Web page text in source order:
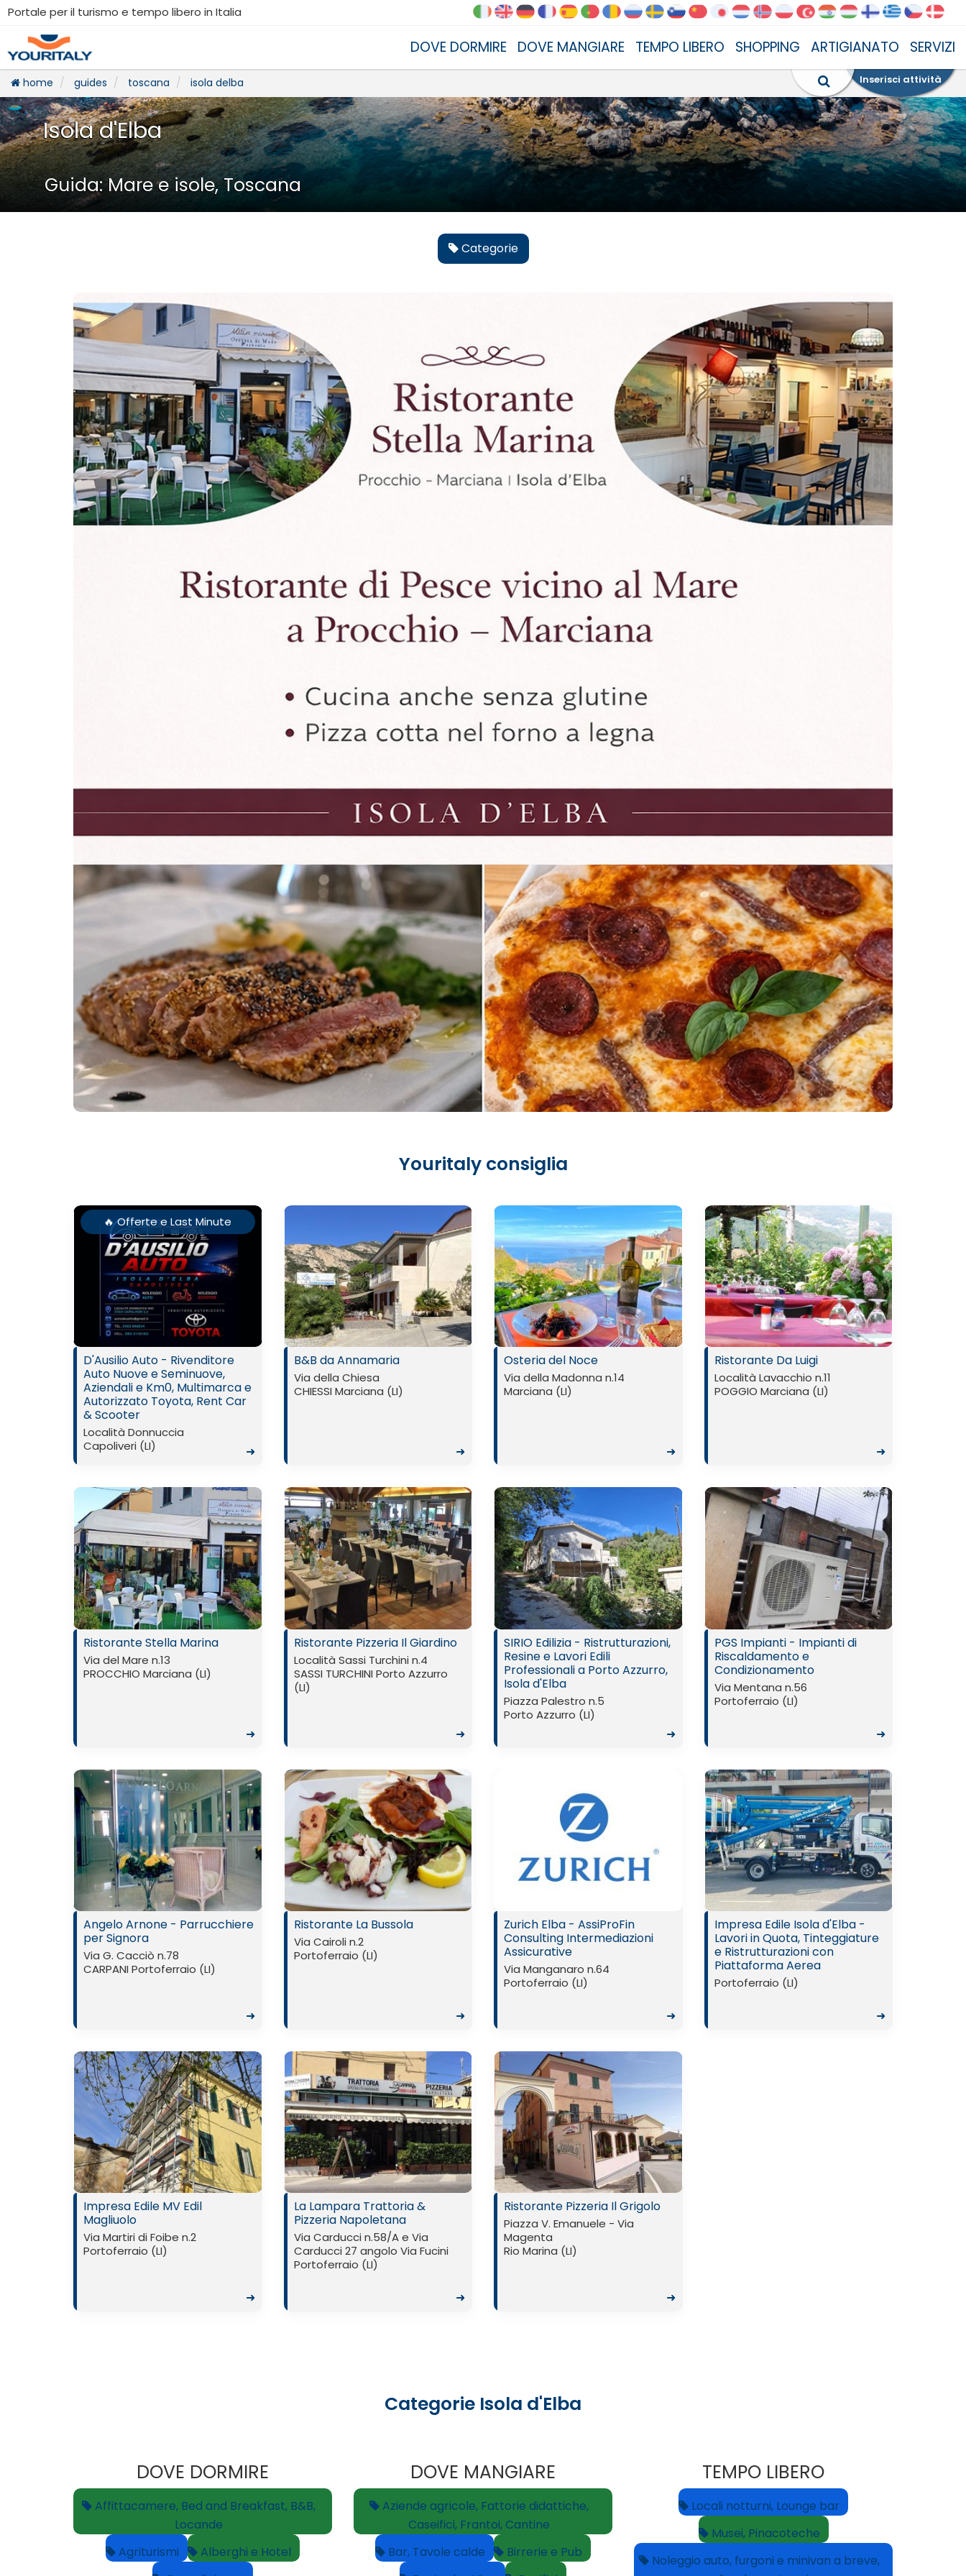
Inserisci attività
Portale per il turismo e tempo libero in Italia
DOVE DORMIRE DOVE MANGIARE TEMPO LIBERO SHOPPING ARTIGIANATO SERVIZI
home guides toscana isola delba
Isola d'Elba
Guida: Mare e isole, Toscana
Categorie
Youritaly consiglia
🔥 Offerte e Last Minute
D'Ausilio Auto - Rivenditore
Auto Nuove e Seminuove,
Aziendali e Km0, Multimarca e
Autorizzato Toyota, Rent Car
& Scooter
Località Donnuccia
Capoliveri (LI)
➜
B&B da Annamaria
Via della Chiesa
CHIESSI Marciana (LI)
➜
Osteria del Noce
Via della Madonna n.14
Marciana (LI)
➜
Ristorante Da Luigi
Località Lavacchio n.11
POGGIO Marciana (LI)
➜
Ristorante Stella Marina
Via del Mare n.13
PROCCHIO Marciana (LI)
➜
Ristorante Pizzeria Il Giardino
Località Sassi Turchini n.4
SASSI TURCHINI Porto Azzurro
(LI)
➜
SIRIO Edilizia - Ristrutturazioni,
Resine e Lavori Edili
Professionali a Porto Azzurro,
Isola d'Elba
Piazza Palestro n.5
Porto Azzurro (LI)
➜
PGS Impianti - Impianti di
Riscaldamento e
Condizionamento
Via Mentana n.56
Portoferraio (LI)
➜
Angelo Arnone - Parrucchiere
per Signora
Via G. Cacciò n.78
CARPANI Portoferraio (LI)
➜
Ristorante La Bussola
Via Cairoli n.2
Portoferraio (LI)
➜
Zurich Elba - AssiProFin
Consulting Intermediazioni
Assicurative
Via Manganaro n.64
Portoferraio (LI)
➜
Impresa Edile Isola d'Elba -
Lavori in Quota, Tinteggiature
e Ristrutturazioni con
Piattaforma Aerea
Portoferraio (LI)
➜
Impresa Edile MV Edil
Magliuolo
Via Martiri di Foibe n.2
Portoferraio (LI)
➜
La Lampara Trattoria &
Pizzeria Napoletana
Via Carducci n.58/A e Via
Carducci 27 angolo Via Fucini
Portoferraio (LI)
➜
Ristorante Pizzeria Il Grigolo
Piazza V. Emanuele - Via
Magenta
Rio Marina (LI)
➜
Categorie Isola d'Elba
DOVE DORMIRE
Affittacamere, Bed and Breakfast, B&B,
Locande
Agriturismi
Alberghi e Hotel
DOVE MANGIARE
Aziende agricole, Fattorie didattiche,
Caseifici, Frantoi, Cantine
Bar, Tavole calde
Birrerie e Pub
TEMPO LIBERO
Locali notturni, Lounge bar
Musei, Pinacoteche
Noleggio auto, furgoni e minivan a breve,